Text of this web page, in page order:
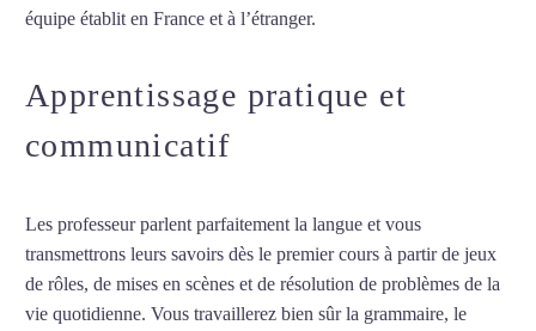
équipe établit en France et à l’étranger.
Apprentissage pratique et
communicatif
Les professeur parlent parfaitement la langue et vous
transmettrons leurs savoirs dès le premier cours à partir de jeux
de rôles, de mises en scènes et de résolution de problèmes de la
vie quotidienne. Vous travaillerez bien sûr la grammaire, le